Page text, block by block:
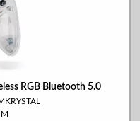
RGB Bluetooth 5.0